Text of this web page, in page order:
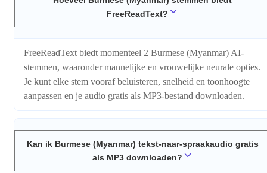
FreeReadText?
FreeReadText biedt momenteel 2 Burmese (Myanmar) AI-
stemmen, waaronder mannelijke en vrouwelijke neurale opties.
Je kunt elke stem vooraf beluisteren, snelheid en toonhoogte
aanpassen en je audio gratis als MP3-bestand downloaden.
Kan ik Burmese (Myanmar) tekst-naar-spraakaudio gratis
als MP3 downloaden?